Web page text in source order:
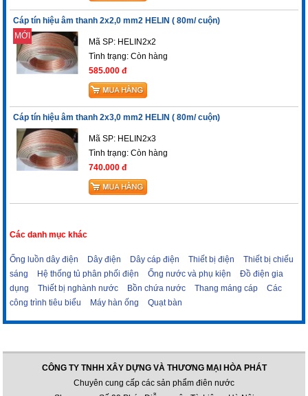
Cáp tín hiệu âm thanh 2x2,0 mm2 HELIN ( 80m/ cuộn)
MỚI
Mã SP: HELIN2x2
Tình trạng:Còn hàng
585.000 đ
Cáp tín hiệu âm thanh 2x3,0 mm2 HELIN ( 80m/ cuộn)
Mã SP: HELIN2x3
Tình trạng:Còn hàng
740.000 đ
Các danh mục khác
Ống luồn dây điện Dây điện Dây cáp điện Thiết bị điện
Thiết bị chiếu
sáng
Hệ thống tủ phân phối điện Ống nước và phụ kiện
Đồ điện gia
dụng
Thiết bị nghành nước Bồn chứa nước Thang máng cáp
Các
công trình tiêu biểu
Máy hàn ống Quạt bàn
CÔNG TY TNHH XÂY DỰNG VÀ THƯƠNG MẠI HÒA PHÁT
Chuyên cung cấp các sản phẩm điên nước